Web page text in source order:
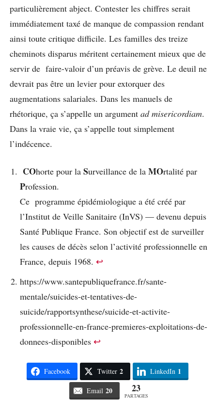
particulièrement abject. Contester les chiffres serait
immédiatement taxé de manque de compassion rendant
ainsi toute critique difficile. Les familles des treize
cheminots disparus méritent certainement mieux que de
servir de faire-valoir d’un préavis de grève. Le deuil ne
devrait pas être un levier pour extorquer des
augmentations salariales. Dans les manuels de
rhétorique, ça s’appelle un argument ad misericordiam.
Dans la vraie vie, ça s’appelle tout simplement
l’indécence.
COhorte pour la Surveillance de la MOrtalité par
Profession.
Ce programme épidémiologique a été créé par
l’Institut de Veille Sanitaire (InVS) — devenu depuis
Santé Publique France. Son objectif est de surveiller
les causes de décès selon l’activité professionnelle en
France, depuis 1968. ↩︎
https://www.santepubliquefrance.fr/sante-
mentale/suicides-et-tentatives-de-
suicide/rapportsynthese/suicide-et-activite-
professionnelle-en-france-premieres-exploitations-de-
donnees-disponibles ↩︎
Facebook Twitter 2 LinkedIn 1
Email 20 23
PARTAGES